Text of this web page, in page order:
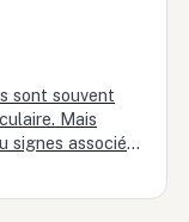
sont souvent
Mais
signes associés